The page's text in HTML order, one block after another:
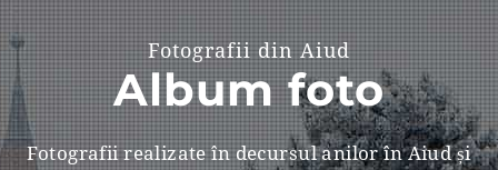
Fotografii din Aiud
Album foto
Fotografii realizate în decursul anilor în Aiud și